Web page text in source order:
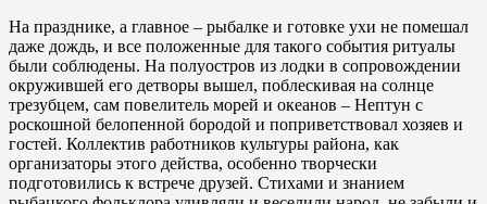
На празднике, а главное – рыбалке и готовке ухи не помешал
даже дождь, и все положенные для такого события ритуалы
были соблюдены. На полуостров из лодки в сопровождении
окружившей его детворы вышел, поблескивая на солнце
трезубцем, сам повелитель морей и океанов – Нептун с
роскошной белопенной бородой и поприветствовал хозяев и
гостей. Коллектив работников культуры района, как
организаторы этого действа, особенно творчески
подготовились к встрече друзей. Стихами и знанием